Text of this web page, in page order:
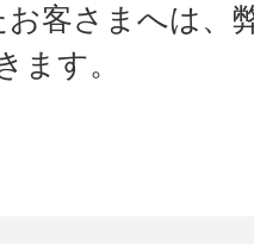
客さまへは、
ます。